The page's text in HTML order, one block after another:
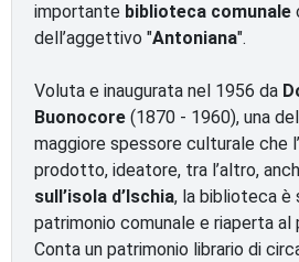
importante biblioteca comunale
dell’aggettivo "Antoniana".
Voluta e inaugurata nel 1956 da
Buonocore (1870 - 1960), una
maggiore spessore culturale che
prodotto, ideatore, tra l’altro,
sull’isola d’Ischia, la biblioteca è
patrimonio comunale e riaperta al
Conta un patrimonio librario di